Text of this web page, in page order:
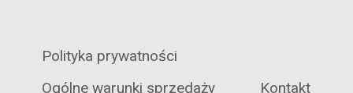
Polityka prywatności
Ogólne warunki sprzedaży
Kontakt